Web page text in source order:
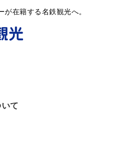
在籍する名鉄観光へ。
て